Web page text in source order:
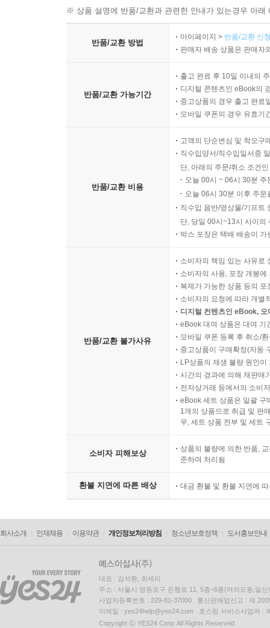
※ 상품 설명에 반품/교환과 관련한 안내가 있는경우 아
반품/교환 방법
마이페이지 > 반품/교환 신
판매자 배송 상품은 판매자
반품/교환 가능기간
출고 완료 후 10일 이내의
디지털 콘텐츠인 eBook의
중고상품의 경우 출고 완료
모바일 쿠폰의 경우 유효기
반품/교환 비용
고객의 단순변심 및 착오구
직수입양서/직수입일서중
단, 아래의 주문/취소 조건
오늘 00시 ~ 06시 30분
오늘 06시 30분 이후 주
직수입 음반/영상물/기프트
단, 당일 00시~13시 사이의
박스 포장은 택배 배송이
반품/교환 불가사유
소비자의 책임 있는 사유로
소비자의 사용, 포장 개봉
복제가 가능한 상품 등의
소비자의 요청에 따라 개별
디지털 컨텐츠인 eBook,
eBook 대여 상품은 대여 기
모바일 쿠폰 등록 후 취소/
중고상품이 구매확정(자동
LP상품의 재생 불량 원인
시간의 경과에 의해 재판매
전자상거래 등에서의 소비
eBook 세트 상품은 일괄 구
1개의 상품으로 취급 및 판
우, 세트 상품 전부 및 세트
소비자 피해보상
상품의 불량에 의한 반품,
준하여 처리됨
환불 지연에 따른 배상 대금 환불 및 환불 지연에
회사소개 인재채용 이용약관 개인정보처리방침 청소년보호정책 도서홍보안내
대표 : 김석환, 최세라
주소 : 서울시 영등포구 은행로 11, 5층~6층(여의도동,일신
사업자등록번호 : 229-81-37000 통신판매업신고 : 제
이메일 : yes24help@yes24.com 호스팅 서비스사업자 :
Copyright ⓒ YES24 Corp. All Rights Reserved.